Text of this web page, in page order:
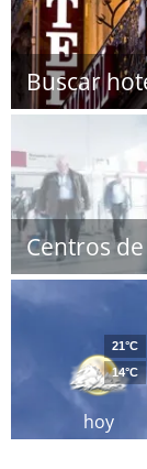
Buscar
Centros
hoy
21°C
14°C